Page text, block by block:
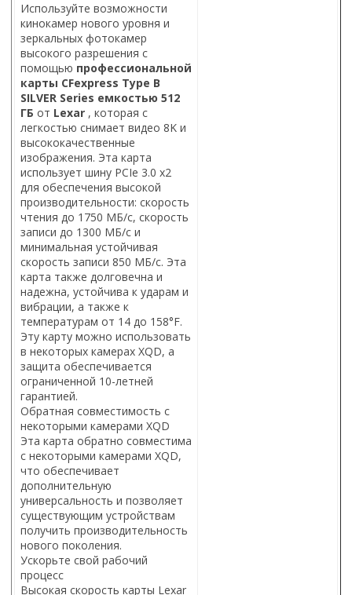
Используйте возможности
кинокамер нового уровня и
зеркальных фотокамер
высокого разрешения с
помощью профессиональной
карты CFexpress Type B
SILVER Series емкостью 512
ГБ от Lexar , которая с
легкостью снимает видео 8K и
высококачественные
изображения. Эта карта
использует шину PCIe 3.0 x2
для обеспечения высокой
производительности: скорость
чтения до 1750 МБ/с, скорость
записи до 1300 МБ/с и
минимальная устойчивая
скорость записи 850 МБ/с. Эта
карта также долговечна и
надежна, устойчива к ударам и
вибрации, а также к
температурам от 14 до 158°F.
Эту карту можно использовать
в некоторых камерах XQD, а
защита обеспечивается
ограниченной 10-летней
гарантией.
Обратная совместимость с
некоторыми камерами XQD
Эта карта обратно совместима
с некоторыми камерами XQD,
что обеспечивает
дополнительную
универсальность и позволяет
существующим устройствам
получить производительность
нового поколения.
Ускорьте свой рабочий
процесс
Высокая скорость карты Lexar